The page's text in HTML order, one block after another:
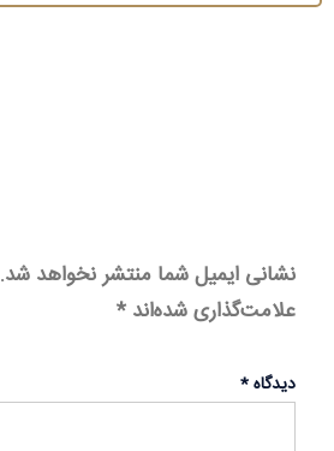
نشانی ایمیل شما منتشر نخواهد شد.
علامت‌گذاری شده‌اند *
دیدگاه*